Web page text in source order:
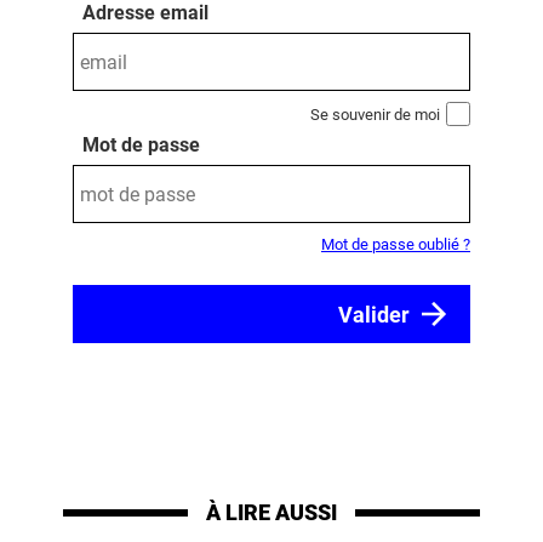
Adresse email
Se souvenir de moi
Mot de passe
Mot de passe oublié ?
À LIRE AUSSI